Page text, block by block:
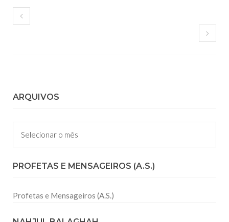
ARQUIVOS
Arquivos
PROFETAS E MENSAGEIROS (A.S.)
Profetas e Mensageiros (A.S.)